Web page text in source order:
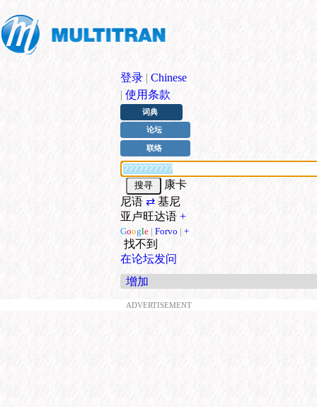
登录 | Chinese
| 使用条款
词典
论坛
联络
康卡
尼语⇄ 基尼
亚卢旺达语 +
Google | Forvo | +
找不到
在论坛发问
增加
ADVERTISEMENT